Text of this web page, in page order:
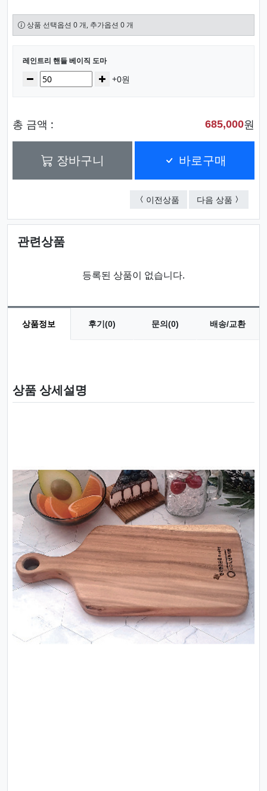
상품 선택옵션 0 개, 추가옵션 0 개
선택된 옵션
레인트리 핸들 베이직 도마
수량감소 증가+0원
총 금액 : 685,000원
장바구니 바로구매
이전상품 레인트리 핸들 엣찌 도
다음 상품 레인트
관련상품
등록된 상품이 없습니다.
상품정보 후기(0) 문의(0) 배송/교환
상품 상세설명